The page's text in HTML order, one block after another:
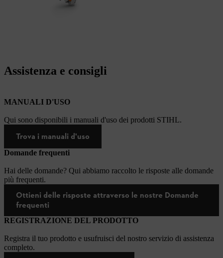
Assistenza e consigli
MANUALI D'USO
Qui sono disponibili i manuali d'uso dei prodotti STIHL.
Trova i manuali d'uso
Domande frequenti
Hai delle domande? Qui abbiamo raccolto le risposte alle domande
più frequenti.
Ottieni delle risposte attraverso le nostre Domande
frequenti
REGISTRAZIONE DEL PRODOTTO
Registra il tuo prodotto e usufruisci del nostro servizio di assistenza
completo.